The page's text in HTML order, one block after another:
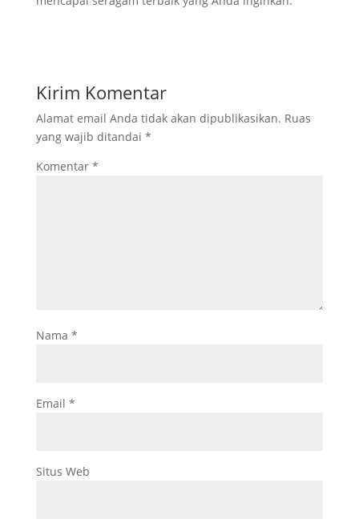
Kirim Komentar
Alamat email Anda tidak akan dipublikasikan. Ruas
yang wajib ditandai *
Komentar *
Nama *
Email *
Situs Web